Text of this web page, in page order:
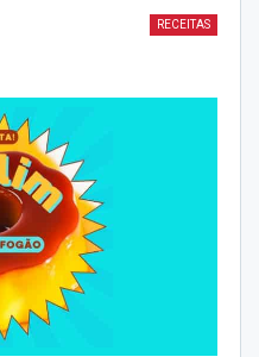
RECEITAS